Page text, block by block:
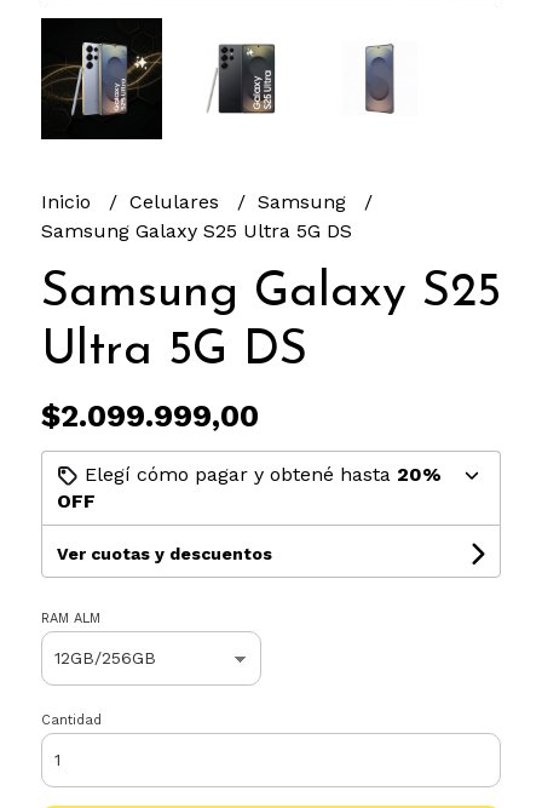
Inicio Celulares
Samsung
Samsung Galaxy S25 Ultra 5G DS
Samsung Galaxy S25
Ultra 5G DS
$2.099.999,00
Elegí cómo pagar y obtené hasta 20%
OFF
Ver cuotas y descuentos
RAM ALM
Cantidad